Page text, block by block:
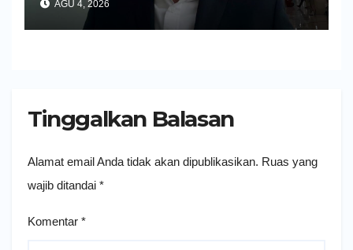
AGU 4, 2026
Tinggalkan Balasan
Alamat email Anda tidak akan dipublikasikan. Ruas yang
wajib ditandai *
Komentar *